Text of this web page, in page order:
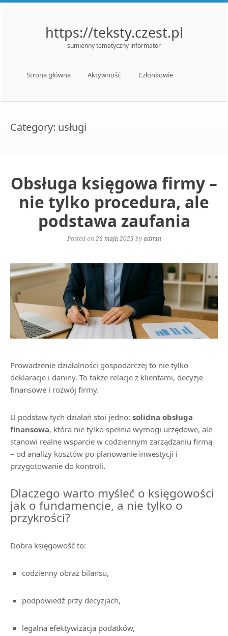
https://teksty.czest.pl
sumienny tematyczny informator
Skip to content
Strona główna Aktywność Członkowie
Category: usługi
Obsługa księgowa firmy –
nie tylko procedura, ale
podstawa zaufania
Posted on 26 maja 2025 byadmin
Prowadzenie działalności gospodarczej to nie tylko
deklaracje i daniny. To także relacje z klientami, decyzje
finansowe i rozwój firmy.
U podstaw tych działań stoi jedno: solidna obsługa
finansowa, która nie tylko spełnia wymogi urzędowe, ale
stanowi realne wsparcie w codziennym zarządzaniu firmą
– od analizy kosztów po planowanie inwestycji i
przygotowanie do kontroli.
Dlaczego warto myśleć o księgowości
jak o fundamencie, a nie tylko o
przykrości?
Dobra księgowość to:
codzienny obraz bilansu,
podpowiedź przy decyzjach,
legalna efektywizacja podatków,